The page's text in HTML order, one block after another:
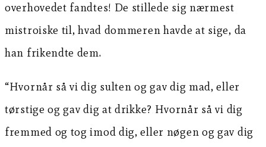
overhovedet fandtes! De stillede sig nærmest
mistroiske til, hvad dommeren havde at sige, da
han frikendte dem.
“Hvornår så vi dig sulten og gav dig mad, eller
tørstige og gav dig at drikke? Hvornår så vi dig
fremmed og tog imod dig, eller nøgen og gav dig